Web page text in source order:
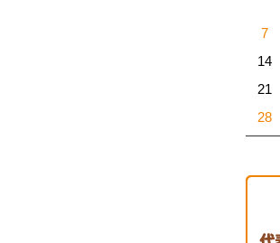
7
14
21
28